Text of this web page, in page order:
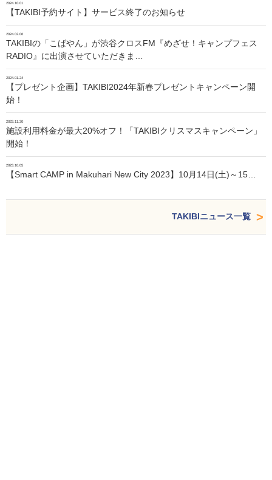
2024.10.01
【TAKIBI予約サイト】サービス終了のお知らせ
2024.02.06
TAKIBIの「こばやん」が渋谷クロスFM『めざせ！キャンプフェス
RADIO』に出演させていただきま…
2024.01.24
【プレゼント企画】TAKIBI2024年新春プレゼントキャンペーン開
始！
2023.11.30
施設利用料金が最大20%オフ！「TAKIBIクリスマスキャンペーン」
開始！
2023.10.05
【Smart CAMP in Makuhari New City 2023】10月14日(土)～15…
TAKIBIニュース一覧